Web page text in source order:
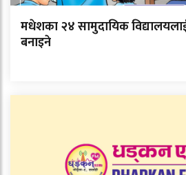
मधेशका २४ सामुदायिक
बनाइने